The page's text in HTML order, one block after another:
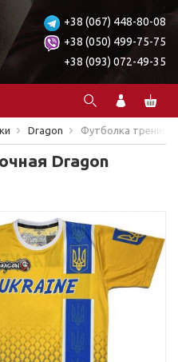
+38 (067) 448-80-08
+38 (050) 499-75-75
+38 (093) 072-49-35
Dragon Футболка
Dragon